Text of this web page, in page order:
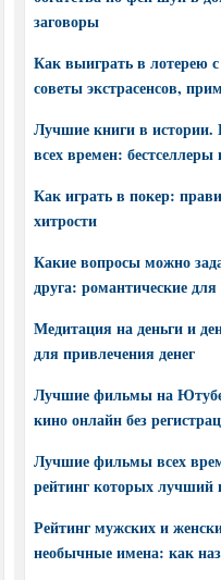
заговоры
Как выиграть в лотерею
советы экстрасенсов,
Лучшие книги в истории.
всех времен:
Как играть в покер:
хитрости
Какие вопросы можно
друга: романтические
Медитация на деньги и
для привлечения денег
Лучшие фильмы на Ютубе
кино онлайн без
Лучшие фильмы всех
рейтинг которых лучший
Рейтинг мужских и
необычные имена: как